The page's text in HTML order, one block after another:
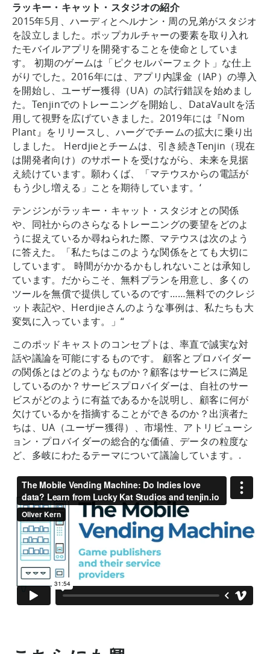
ラッキー・キャット・スタジオの紹介
2015年5月、ハーディとヘルナン・周の兄弟がスタジオ
を設立しました。ポップカルチャーの要素を取り入れ
たモバイルアプリを開発することを使命としていま
す。 初期のゲームは「ピクセルパーフェクト」な仕上
がりでした。2016年には、アプリ内課金（IAP）の導入
を開始し、ユーザー獲得（UA）の試行錯誤を始めまし
た。Tenjinでのトレーニングを開始し、DataVaultを活
用して視野を広げていきました。2019年には『Nom
Plant』をリリースし、ハーグでチームの拡大に乗り出
しました。 Herdjieとチームは、引き続きTenjin（現在
は開発者向け）のサポートを受けながら、未来を見据
え続けています。願わくば、「マテウスからの電話が
もう少し増える」ことを期待しています。‘
テンジンがラッキー・キャット・スタジオとの関係
や、同社からのさらなるトレーニングの要望をどのよ
うに捉えているか尋ねられた際、マテウスは次のよう
に答えた。「私たちはこのような関係をとても大切に
しています。 時間がかかるかもしれないことは承知し
ています。だからこそ、無料プランを用意し、多くの
ツールを無償で提供しているのです……無料でのクレジ
ット表記や、Herdjieさんのような事例は、私たちも大
変気に入っています。」“
このポッドキャストのコンセプトは、率直で誠実な対
話や議論を可能にするものです。 顧客とプロバイダー
の関係とはどのようなものか？顧客はサービスに満足
しているのか？サービスプロバイダーは、自社のサー
ビスがどのように有益であるかを説明し、顧客に何が
欠けているかを指摘することができるのか？出演者た
ちは、UA（ユーザー獲得）、市場性、アトリビューシ
ョン・プロバイダーの総合的な価値、データの粒度な
ど、多岐にわたるテーマについて議論しています。.